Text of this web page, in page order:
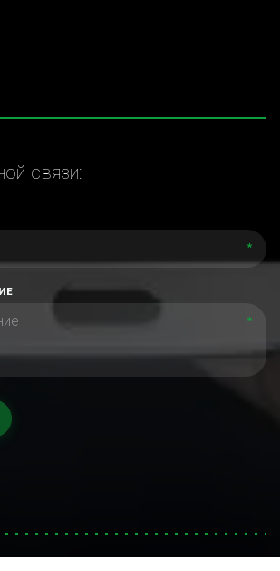
связи:
*
*